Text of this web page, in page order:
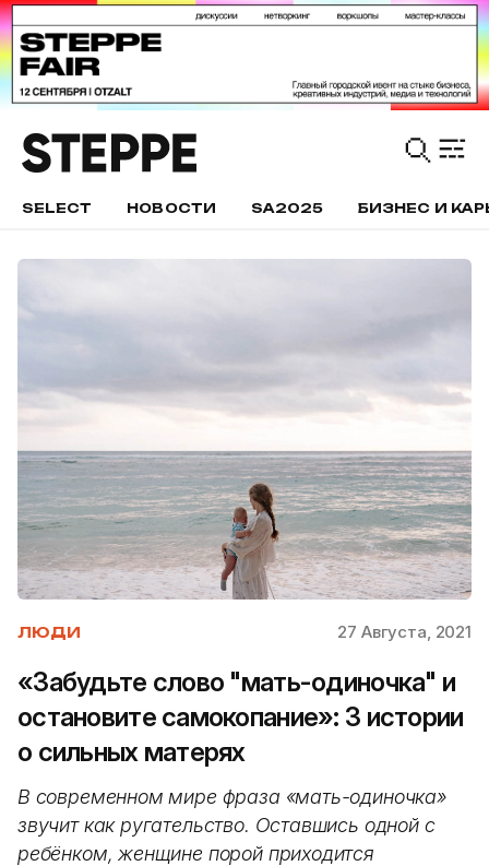
SELECT НОВОСТИ SA2025 БИЗНЕС И
ЛЮДИ 27 Августа, 2021
«Забудьте слово "мать-одиночка" и
остановите самокопание»: 3 истории
о сильных матерях
В современном мире фраза «мать-одиночка»
звучит как ругательство. Оставшись одной с
ребёнком, женщине порой приходится